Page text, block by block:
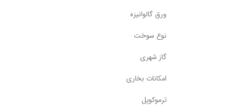
ورق گالوانیزه
نوع سوخت
گاز شهری
امکانات بخاری
ترموکوپل